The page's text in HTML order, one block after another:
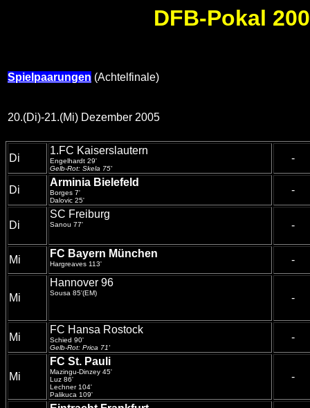
DFB-Pokal
Spielpaarungen (Achtelfinale)
20.(Di)-21.(Mi) Dezember 2005
Di
1.FC Kaiserslautern
Engelhardt 29'
Gelb-Rot: Skela 75'
-
Di
Arminia Bielefeld
Borges 7'
Dalovic 25'
-
Di
SC Freiburg
Sanou 77' -
Mi
FC Bayern München
Hargreaves 113' -
Mi
Hannover 96
Sousa 85'(EM) -
Mi
FC Hansa Rostock
Schied 90'
Gelb-Rot: Prica 71'
-
Mi
FC St. Pauli
Mazingu-Dinzey 45'
Luz 86'
Lechner 104'
Palikuca 109'
-